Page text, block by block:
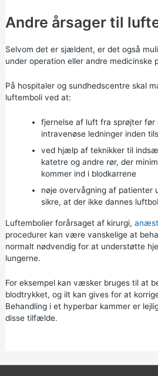
Andre årsager til
Selvom det er sjældent, er det også
under operation eller andre medicinske
På hospitaler og sundhedscentre skal
luftemboli ved at:
fjernelse af luft fra sprøjter før
intravenøse ledninger inden
ved hjælp af teknikker til
katetre og andre rør, der
kommer ind i blodkarrene
nøje overvågning af patienter
sikre, at der ikke dannes
Luftembolier forårsaget af kirurgi,
procedurer kan være vanskelige at
normalt nødvendig for at understøtte
lungerne.
For eksempel kan væsker bruges til at
blodtrykket, og ilt kan gives for at
Behandling i et hyperbar kammer er
disse tilfælde.